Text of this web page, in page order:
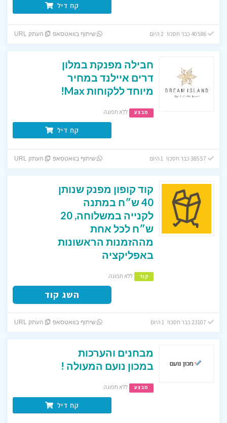
קח דיל
40586 כבר חסכו! 2 היום שיתוף בוואטסאפ העתק URL
חבילה מפנקת במלון
דרים איילנד במחיר
מיוחד ללקוחות Max!
מבצע ללא תפוגה
קח דיל
שיתוף בוואטסאפ העתק URL
קוד קופון מפנק שנותן
40 ש״ח במתנה
לקנייה במשלוחה, 20
ש״ח לכל אחת
מההזמנות הראשונות
באפליקציה
קוד ללא תפוגה
השג קוד
שיתוף בוואטסאפ העתק URL
מבחנים והערכות
במכון נועם המעולה !
מבצע ללא תפוגה
קח דיל